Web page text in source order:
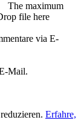
The maximum
file here
via E-
Mail.
Erfahre,